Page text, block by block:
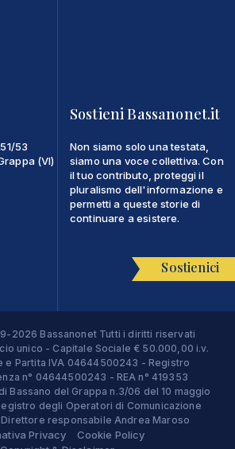
53
(VI)
Sostieni Bassanonet.it
Non siamo solo una testata,
siamo una voce collettiva. Con
il tuo contributo, proteggi il
pluralismo dell'informazione e
permetti a queste storie di
continuare a esistere.
Sostienici
2026 Bassanonet Tutti i diritti riservati
unico - Capitale Sociale € 50.000,00 i.v.
e Partita IVA 04644500243 - Registro
n° 04644500243 - REA n° 419353
Bassano del Grappa n.3/06 del 10 maggio
degli Operatori di Comunicazione
Direttore responsabile Andrea Maroso
Privacy
Cookie Policy